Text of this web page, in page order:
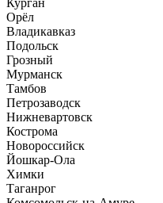
Курган
Орёл
Владикавказ
Подольск
Грозный
Мурманск
Тамбов
Петрозаводск
Нижневартовск
Кострома
Новороссийск
Йошкар-Ола
Химки
Таганрог